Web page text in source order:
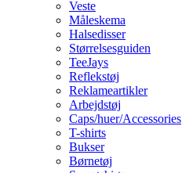
Veste
Måleskema
Halsedisser
Størrelsesguiden
TeeJays
Reflekstøj
Reklameartikler
Arbejdstøj
Caps/huer/Accessories
T-shirts
Bukser
Børnetøj